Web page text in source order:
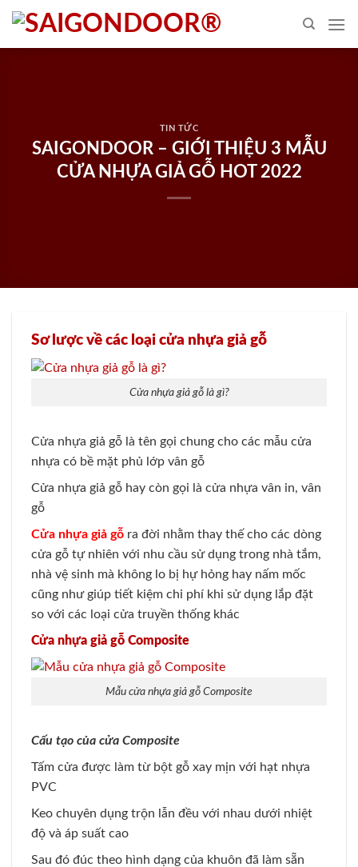
Skip
content
TIN TỨC
SAIGONDOOR – GIỚI THIỆU 3 MẪU
CỬA NHỰA GIẢ GỖ HOT 2022
Sơ lược về các loại cửa nhựa giả gỗ
Cửa nhựa giả gỗ là gì?
Cửa nhựa giả gỗ là tên gọi chung cho các mẫu cửa
nhựa có bề mặt phủ lớp vân gỗ
Cửa nhựa giả gỗ hay còn gọi là cửa nhựa vân in, vân
gỗ
Cửa nhựa giả gỗ ra đời nhằm thay thế cho các dòng
cửa gỗ tự nhiên với nhu cầu sử dụng trong nhà tắm,
nhà vệ sinh mà không lo bị hự hỏng hay nấm mốc
cũng như giúp tiết kiệm chi phí khi sử dụng lắp đặt
so với các loại cửa truyền thống khác
Cửa nhựa giả gỗ Composite
Mẫu cửa nhựa giả gỗ Composite
Cấu tạo của cửa Composite
Tấm cửa được làm từ bột gỗ xay mịn với hạt nhựa
PVC
Keo chuyên dụng trộn lẫn đều với nhau dưới nhiệt
độ và áp suất cao
Sau đó đúc theo hình dạng của khuôn đã làm sẵn